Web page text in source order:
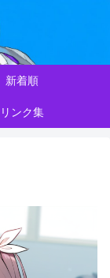
新着順
リンク集